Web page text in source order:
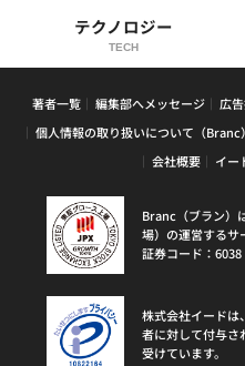
テクノロジー
TECH
著者一覧 編集部へメッセージ 広
個人情報の取り扱いについて（Branc）
会社概要
イー
Branc（ブラン）
場）の運営するサ
証券コード：6038
株式会社イードは
者に対して付与さ
受けています。